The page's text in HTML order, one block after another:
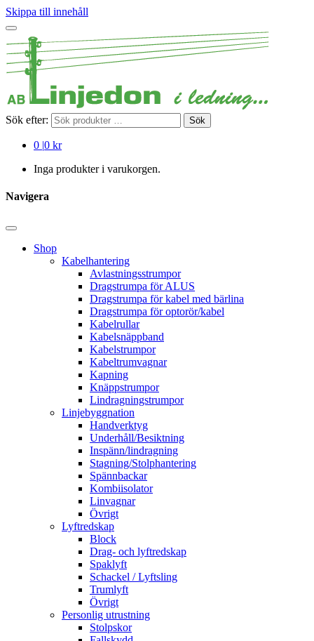
Skippa till innehåll
Sök efter: Sök
0 |0 kr
Inga produkter i varukorgen.
Navigera
Shop
Kabelhantering
Avlastningsstrumpor
Dragstrumpa för ALUS
Dragstrumpa för kabel med bärlina
Dragstrumpa för optorör/kabel
Kabelrullar
Kabelsnäppband
Kabelstrumpor
Kabeltrumvagnar
Kapning
Knäppstrumpor
Lindragningstrumpor
Linjebyggnation
Handverktyg
Underhåll/Besiktning
Inspänn/lindragning
Stagning/Stolphantering
Spännbackar
Kombiisolator
Linvagnar
Övrigt
Lyftredskap
Block
Drag- och lyftredskap
Spaklyft
Schackel / Lyftsling
Trumlyft
Övrigt
Personlig utrustning
Stolpskor